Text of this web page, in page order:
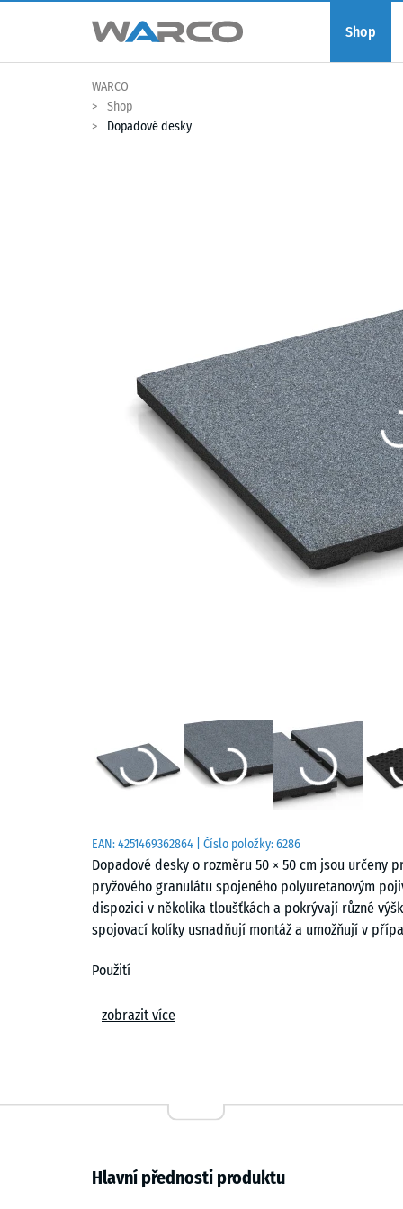
Shop
WARCO
Shop
Dopadové desky
EAN:4251469362864 | Číslo položky:6286
Dopadové desky o rozměru 50 × 50 cm jsou určeny
pryžového granulátu spojeného polyuretanovým
dispozici v několika tloušťkách a pokrývají různé
spojovací kolíky usnadňují montáž a umožňují v
Použití
Dopadové desky se používají všude tam, kde je
Konstrukce a materiál
zajišťuje vysokou odolnost proti opotřebení a
zobrazit více
Hlavní přednosti produktu